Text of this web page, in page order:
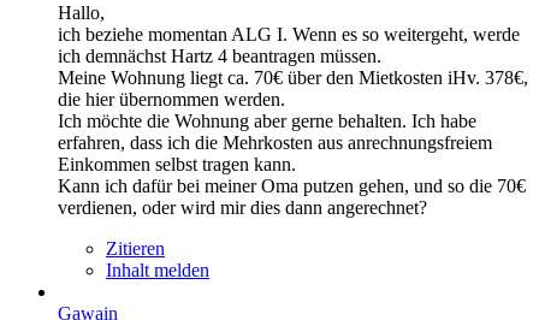
Hallo,
ich beziehe momentan ALG I. Wenn es so weitergeht, werde
ich demnächst Hartz 4 beantragen müssen.
Meine Wohnung liegt ca. 70€ über den Mietkosten iHv. 378€,
die hier übernommen werden.
Ich möchte die Wohnung aber gerne behalten. Ich habe
erfahren, dass ich die Mehrkosten aus anrechnungsfreiem
Einkommen selbst tragen kann.
Kann ich dafür bei meiner Oma putzen gehen, und so die 70€
verdienen, oder wird mir dies dann angerechnet?
Zitieren
Inhalt melden
Gawain